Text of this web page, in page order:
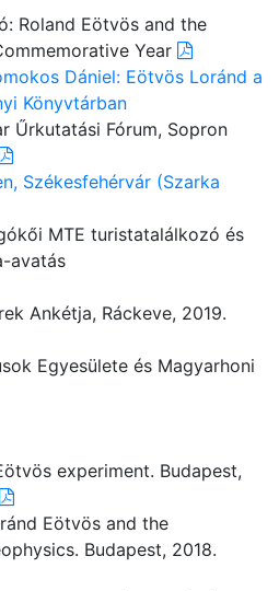
Roland Eötvös and the
Year
Dániel: Eötvös Loránd a
Könyvtárban
Űrkutatási Fórum, Sopron
Székesfehérvár (Szarka
MTE turistatalálkozó és
avatás
Ankétja, Ráckeve, 2019.
Egyesülete és Magyarhoni
experiment. Budapest,
Eötvös and the
Budapest, 2018.